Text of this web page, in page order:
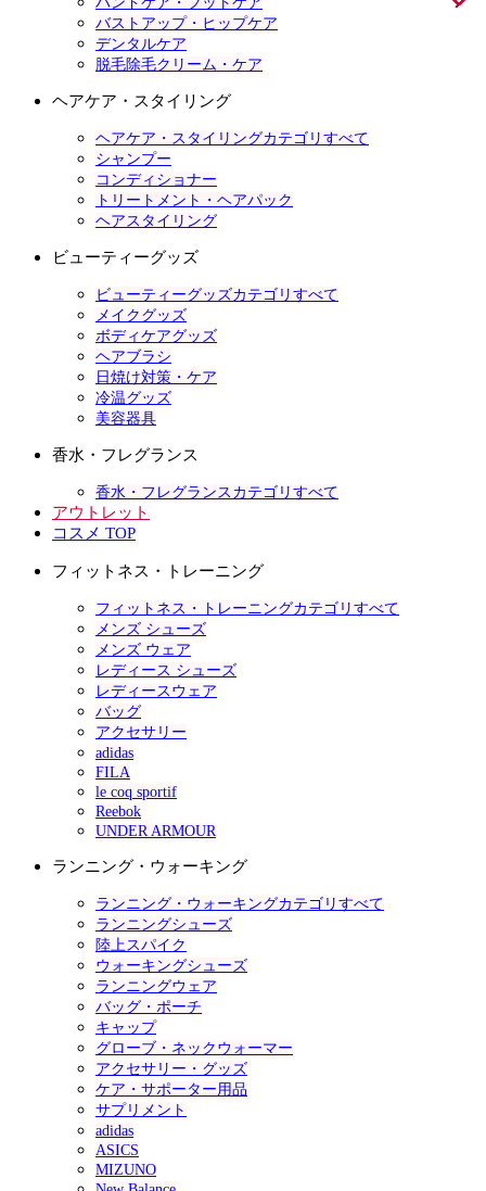
バストアップ・ヒップケア
デンタルケア
脱毛除毛クリーム・ケア
ヘアケア・スタイリング
ヘアケア・スタイリングカテゴリすべて
シャンプー
コンディショナー
トリートメント・ヘアパック
ヘアスタイリング
ビューティーグッズ
ビューティーグッズカテゴリすべて
メイクグッズ
ボディケアグッズ
ヘアブラシ
日焼け対策・ケア
冷温グッズ
美容器具
香水・フレグランス
香水・フレグランスカテゴリすべて
アウトレット
コスメ TOP
フィットネス・トレーニング
フィットネス・トレーニングカテゴリすべて
メンズ シューズ
メンズ ウェア
レディース シューズ
レディースウェア
バッグ
アクセサリー
adidas
FILA
le coq sportif
Reebok
UNDER ARMOUR
ランニング・ウォーキング
ランニング・ウォーキングカテゴリすべて
ランニングシューズ
陸上スパイク
ウォーキングシューズ
ランニングウェア
バッグ・ポーチ
キャップ
グローブ・ネックウォーマー
アクセサリー・グッズ
ケア・サポーター用品
サプリメント
adidas
ASICS
MIZUNO